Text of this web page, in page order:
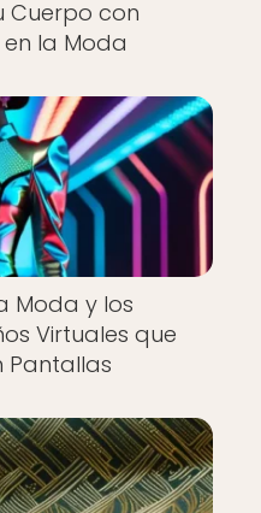
Cuerpo con
la Moda
Moda y los
Virtuales que
Pantallas